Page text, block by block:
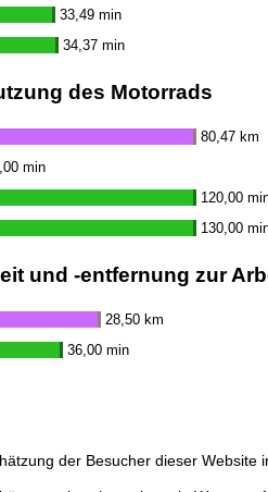
33,49 min
34,37 min
des Motorrads
80,47 km
min
120,00
130,00
und -entfernung zur
28,50 km
36,00 min
der Besucher dieser Website